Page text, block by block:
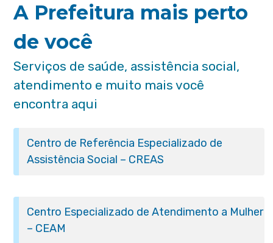
A Prefeitura mais perto
de você
Serviços de saúde, assistência social,
atendimento e muito mais você
encontra aqui
Centro de Referência Especializado de
Assistência Social – CREAS
Centro Especializado de Atendimento a Mulher
– CEAM